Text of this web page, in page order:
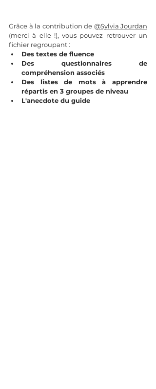
Grâce à la contribution de @Sylvia Jourdan
(merci à elle !), vous pouvez retrouver un
fichier regroupant :
Des textes de fluence
Des questionnaires de
compréhension associés
Des listes de mots à apprendre
répartis en 3 groupes de niveau
L'anecdote du guide